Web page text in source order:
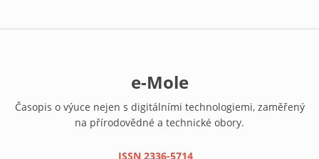
e-Mole
Časopis o výuce nejen s digitálními technologiemi, zaměřený
na přírodovědné a technické obory.
ISSN 2336-5714(link is external)